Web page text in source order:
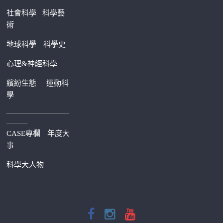
社會科學科學藝
術
地球科學 科學史
心理&神經科學
繽紛生態運動科
學
—————————
———
CASE專欄
年度大
事
科學大人物